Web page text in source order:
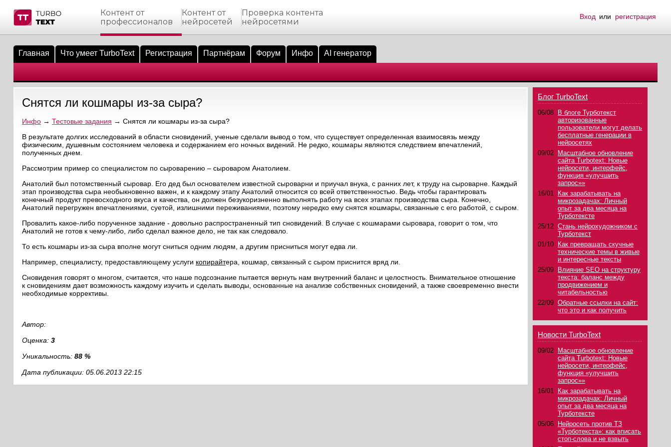
материалы
биржи
пользователи
на сайте
пользователей
сообщения
по форуму
Контент от
профессионалов
Контент от
нейросетей
Проверка контента
нейросетями
Вход или регистрация
Главная Что умеет TurboText Регистрация Партнёрам Форум Инфо AI генератор
Снятся ли кошмары из-за сыра?
Инфо→ Тестовые задания → Снятся ли кошмары из-за сыра?
В результате долгих исследований в области сновидений, ученые сделали вывод о том, что существует определенная взаимосвязь между
физическим, душевным состоянием человека и содержанием его ночных видений. Не редко, кошмары являются следствием впечатлений,
полученных днем.
Рассмотрим пример со специалистом по сыроварению – сыроваром Анатолием.
Анатолий был потомственный сыровар. Его дед был основателем известной сыроварни и приучал внука, с ранних лет, к труду на сыроварне. Каждый
этап производства сыра необыкновенно важен, и к каждому этапу Анатолий относится со всей ответственностью. Ведь чтобы гарантировать
конечный продукт превосходного вкуса и качества, он должен безукоризненно выполнять работу на всех этапах производства сыра. Конечно,
Анатолий перегружен впечатлениями, суетой, излишними переживаниями, поэтому нередко ему снятся кошмары, связанные с его работой, с сыром.
Провалить какое-либо порученное задание - довольно распространенный тип сновидений. В случае с кошмарами сыровара, говорит о том, что
Анатолий не готов к чему-либо, либо сделал важное дело, не так как следовало.
То есть кошмары из-за сыра вполне могут сниться одним людям, а другим присниться могут едва ли.
Например, специалисту, предоставляющему услуги копирайтера, кошмар, связанный с сыром приснится вряд ли.
Сновидения говорят о многом, считается, что наше подсознание пытается вернуть нам внутренний баланс и целостность. Внимательное отношение
к сновидениям дает возможность каждому изучить и сделать выводы, основанные на анализе собственных сновидений, а также своевременно внести
необходимые коррективы.
Автор:
Оценка: 3
Уникальность: 88 %
Дата публикации: 05.06.2013 22:15
Блог TurboText
06/08
В блоге Турботекст
авторизованные
пользователи могут делать
бесплатные генерации в
нейросетях
09/02
Масштабное обновление
сайта Turbotext: Новые
нейросети, интерфейс,
функция «улучшить
запрос»»
16/01
Как зарабатывать на
микрозадачах: Личный
опыт за два месяца на
Турботексте
25/12 Стань нейрохудожником с
Турботекст
01/10
Как превращать скучные
технические темы в живые
и интересные тексты
25/09
Влияние SEO на структуру
текста: баланс между
продвижением и
читабельностью
22/09 Обратные ссылки на сайт:
что это и как получить
Новости TurboText
09/02
Масштабное обновление
сайта Turbotext: Новые
нейросети, интерфейс,
функция «улучшить
запрос»»
16/01
Как зарабатывать на
микрозадачах: Личный
опыт за два месяца на
Турботексте
05/06
Нейросеть против ТЗ
«Турботекста»: как вписать
стоп-слова и не взвыть